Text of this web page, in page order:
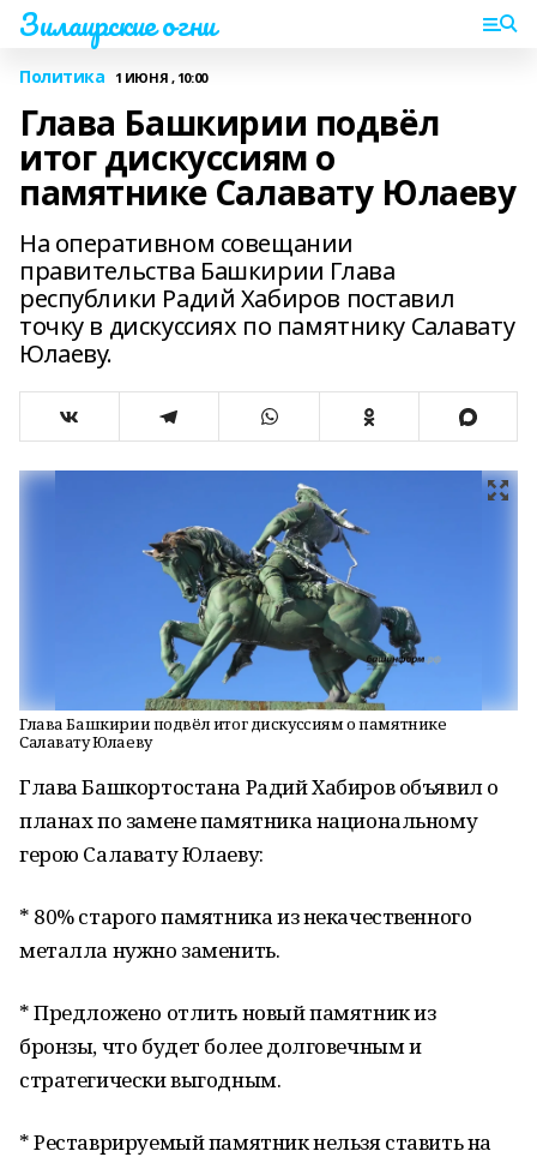
Зилаирские огни
Политика 1 ИЮНЯ , 10:00
Глава Башкирии подвёл
итог дискуссиям о
памятнике Салавату Юлаеву
На оперативном совещании
правительства Башкирии Глава
республики Радий Хабиров поставил
точку в дискуссиях по памятнику Салавату
Юлаеву.
Глава Башкирии подвёл итог дискуссиям о памятнике
Салавату Юлаеву
Глава Башкортостана Радий Хабиров объявил о
планах по замене памятника национальному
герою Салавату Юлаеву:
* 80% старого памятника из некачественного
металла нужно заменить.
* Предложено отлить новый памятник из
бронзы, что будет более долговечным и
стратегически выгодным.
* Реставрируемый памятник нельзя ставить на